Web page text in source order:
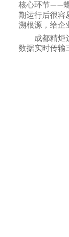
核心环节——
期运行后很容
溯根源，给企
成都精炬
数据实时传输